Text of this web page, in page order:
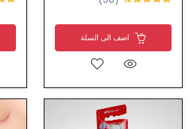
اضف الى السلة